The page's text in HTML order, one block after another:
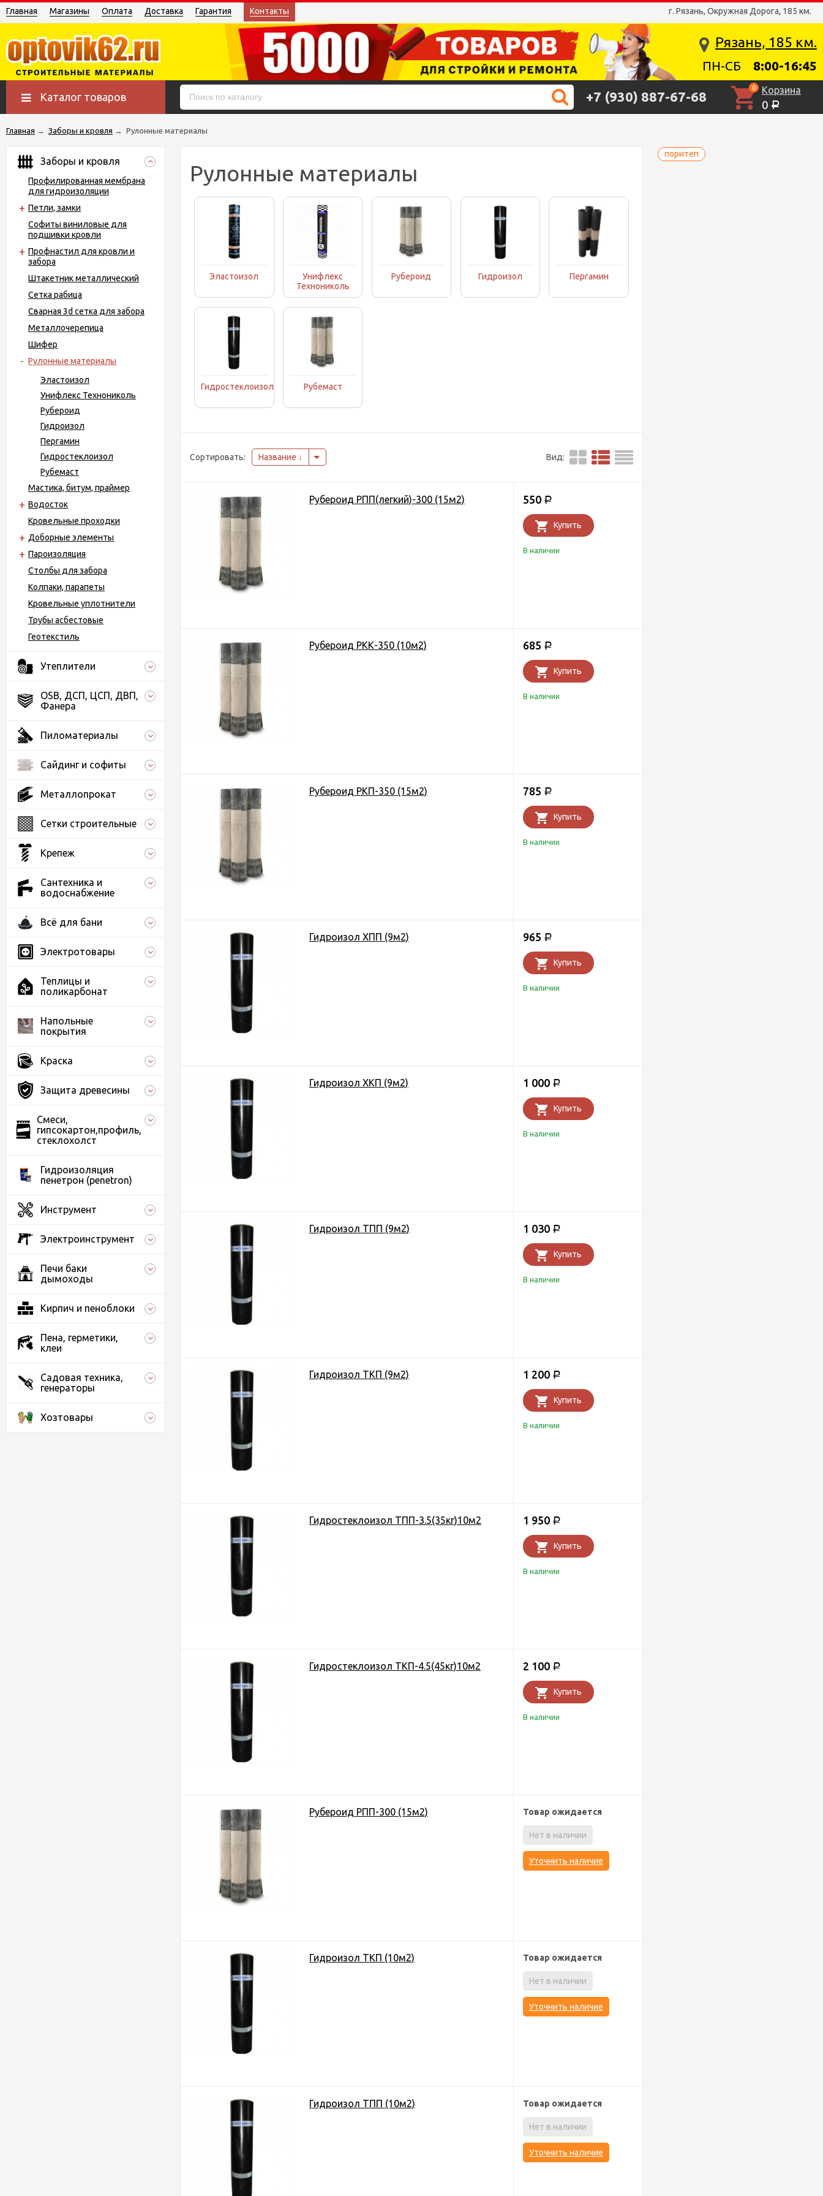
г. Рязань, Окружная Дорога, 185 км.
Главная Магазины Оплата Доставка Гарантия Контакты
Рязань, 185 км.
ПН-СБ 8:00-16:45
Каталог товаров +7 (930) 887-67-68
0 Корзина
0 Р
Главная → Заборы и кровля → Рулонные материалы
поритеп
Заборы и кровля
Профилированная мембрана
для гидроизоляции
Петли, замки
Софиты виниловые для
подшивки кровли
Профнастил для кровли и
забора
Штакетник металлический
Сетка рабица
Сварная 3d сетка для забора
Металло­черепица
Шифер
Рулонные материалы
Эластоизол
Унифлекс Технониколь
Рубероид
Гидроизол
Пергамин
Гидростеклоизол
Рубемаст
Мастика, битум, праймер
Водосток
Кровельные проходки
Доборные элементы
Пароизоляция
Столбы для забора
Колпаки, парапеты
Кровельные уплотнители
Трубы асбестовые
Геотекстиль
Утеплители
OSB, ДСП, ЦСП, ДВП,
Фанера
Пиломатериалы
Сайдинг и софиты
Металлопрокат
Сетки строительные
Крепеж
Сантехника и
водоснабжение
Всё для бани
Электротовары
Теплицы и
поликарбонат
Напольные
покрытия
Краска
Защита древесины
Смеси,
гипсокартон,профиль,
стеклохолст
Гидроизоляция
пенетрон (penetron)
Инструмент
Электроинструмент
Печи баки
дымоходы
Кирпич и пеноблоки
Пена, герметики,
клеи
Садовая техника,
генераторы
Хозтовары
Рулонные материалы
Эластоизол
Унифлекс
Технониколь
Рубероид Гидроизол Пергамин
Гидростеклоизол Рубемаст
Сортировать: Название Вид:
Рубероид РПП(легкий)-300 (15м2) 550 Р
Купить
В наличии
Рубероид РКК-350 (10м2) 685 Р
Купить
В наличии
Рубероид РКП-350 (15м2) 785 Р
Купить
В наличии
Гидроизол ХПП (9м2) 965 Р
Купить
В наличии
Гидроизол ХКП (9м2) 1 000 Р
Купить
В наличии
Гидроизол ТПП (9м2) 1 030 Р
Купить
В наличии
Гидроизол ТКП (9м2) 1 200 Р
Купить
В наличии
Гидростеклоизол ТПП-3.5(35кг)10м2 1 950 Р
Купить
В наличии
Гидростеклоизол ТКП-4.5(45кг)10м2 2 100 Р
Купить
В наличии
Рубероид РПП-300 (15м2) Товар ожидается
Нет в наличии
Уточнить наличие
Гидроизол ТКП (10м2) Товар ожидается
Нет в наличии
Уточнить наличие
Гидроизол ТПП (10м2) Товар ожидается
Нет в наличии
Уточнить наличие